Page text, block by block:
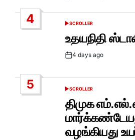
4
POSTED
SCROLLER
உதயநிதி
Post4 days ago
5
POSTED
SCROLLER
திமுக
வழங்கியது